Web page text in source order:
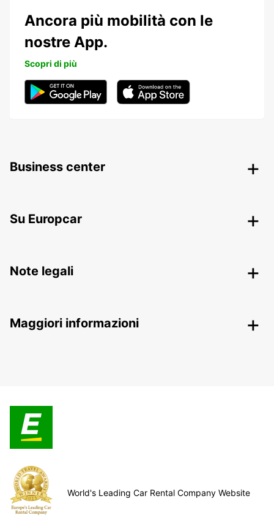
Ancora più mobilità con le
nostre App.
Scopri di più
Business center
Su Europcar
Note legali
Maggiori informazioni
World's Leading Car Rental Company Website